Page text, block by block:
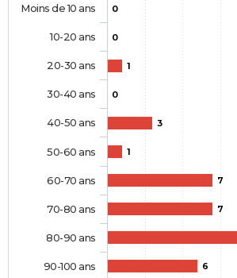
0
0
1
0
3
1
7
7
6
Moins de 10 ans
10-20 ans
20-30 ans
30-40 ans
40-50 ans
50-60 ans
60-70 ans
70-80 ans
80-90 ans
90-100 ans